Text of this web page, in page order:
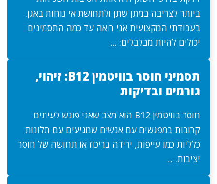
ביותר לצריבה במתן שתן ולתחושת אי נוחות באגן.
בעבודתי המקצועית אני רואה עד כמה התסמינים
יכולים להיות מבלבלים: ...
תסמיני חוסר בוויטמין B12: זיהוי,
גורמים ובדיקות
חוסר בוויטמין B12 הוא מצב שאני פוגש לעיתים
קרובות במפגשים עם אנשים שמגיעים עם תלונות
כלליות כמו עייפות, ירידה בריכוז או תחושה של חוסר
יציבות. ...